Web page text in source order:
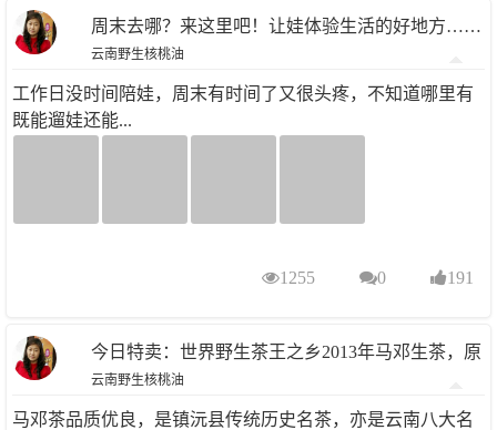
周末去哪？来这里吧！让娃体验生活的好地方……
云南野生核桃油
工作日没时间陪娃，周末有时间了又很头疼，不知道哪里有
既能遛娃还能...
191
0
1255
今日特卖：世界野生茶王之乡2013年马邓生茶，原
价188元/饼-特价88元/饼-先抢先得
云南野生核桃油
马邓茶品质优良，是镇沅县传统历史名茶，亦是云南八大名